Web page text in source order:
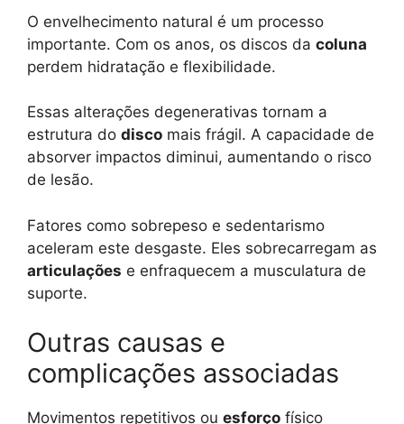
O envelhecimento natural é um processo
importante. Com os anos, os discos da coluna
perdem hidratação e flexibilidade.
Essas alterações degenerativas tornam a
estrutura do disco mais frágil. A capacidade de
absorver impactos diminui, aumentando o risco
de lesão.
Fatores como sobrepeso e sedentarismo
aceleram este desgaste. Eles sobrecarregam as
articulações e enfraquecem a musculatura de
suporte.
Outras causas e
complicações associadas
Movimentos repetitivos ou esforço físico